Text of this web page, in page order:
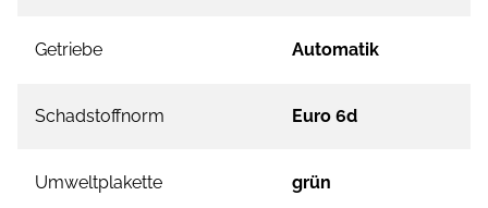
Getriebe Automatik
Schadstoffnorm Euro 6d
Umweltplakette grün